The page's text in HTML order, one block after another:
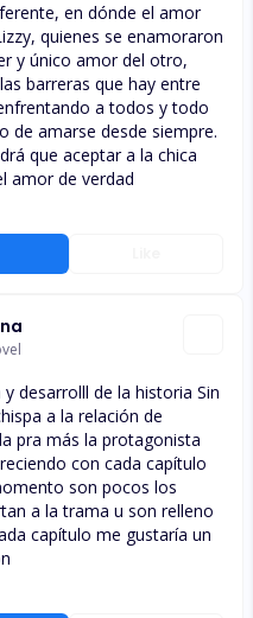
en dónde el amor
quienes se enamoraron
y único amor del otro,
barreras que hay entre
a todos y todo
de amarse desde siempre.
que aceptar a la chica
amor de verdad
desarrolll de la historia Sin
a la relación de
pra más la protagonista
con cada capítulo
son pocos los
a la trama u son relleno
capítulo me gustaría un